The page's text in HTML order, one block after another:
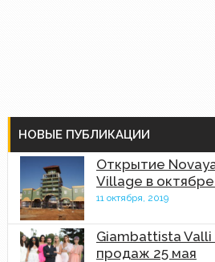
НОВЫЕ ПУБЛИКАЦИИ
Открытие
Village в октябре
11 октября, 2019
Giambattista Valli
продаж 25 мая